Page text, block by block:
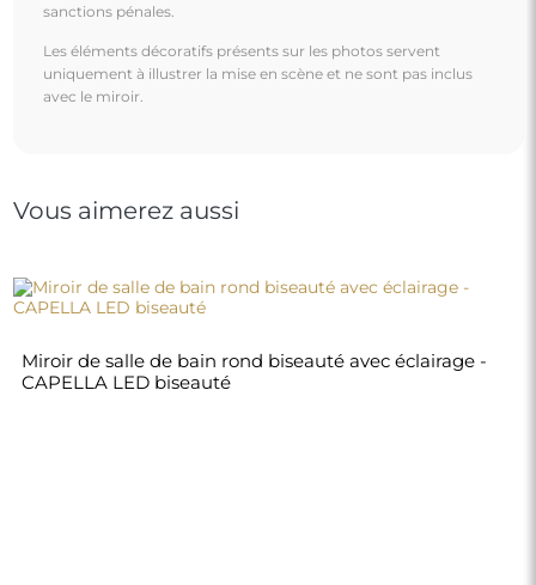
sanctions pénales.
Les éléments décoratifs présents sur les photos servent
uniquement à illustrer la mise en scène et ne sont pas inclus
avec le miroir.
Vous aimerez aussi
Miroir de salle de bain rond biseauté avec éclairage -
CAPELLA LED biseauté